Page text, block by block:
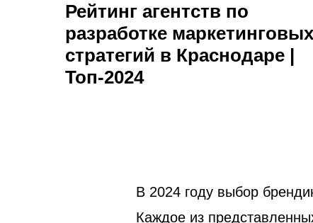
Рейтинг агентств по
разработке маркетинговых
стратегий в Краснодаре |
Топ-2024
В 2024 году выбор
Каждое из